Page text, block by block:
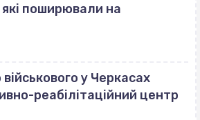
які поширювали на
у Черкасах
реабілітаційний центр